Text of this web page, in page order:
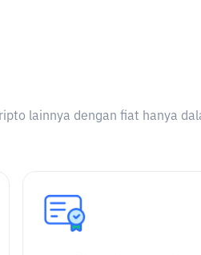
lainnya dengan fiat hanya